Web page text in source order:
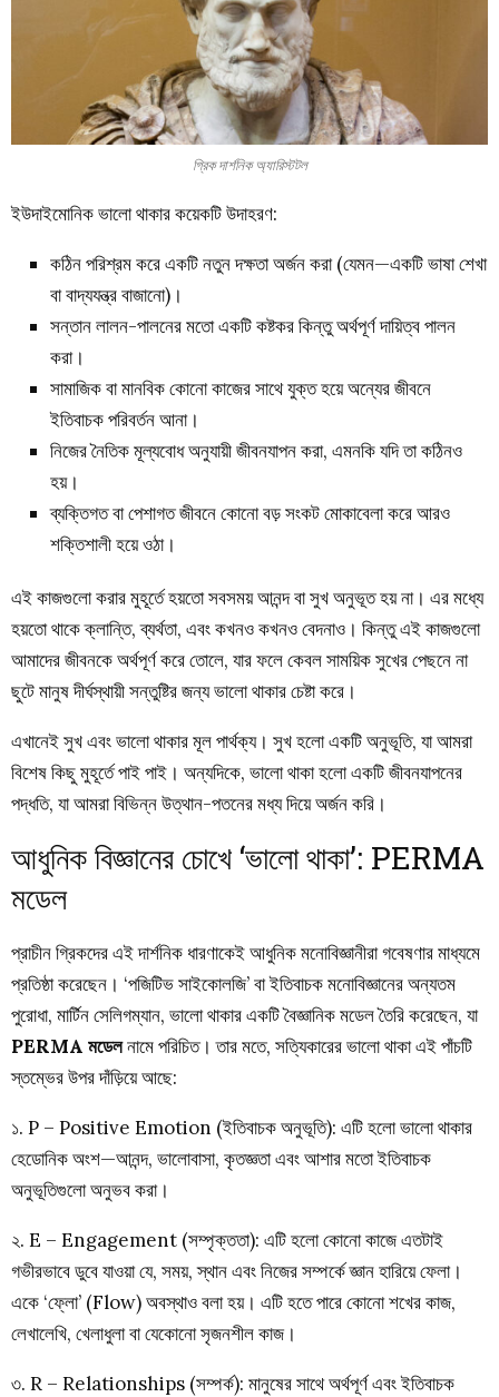
গ্রিক দার্শনিক অ্যারিস্টটল
ইউদাইমোনিক ভালো থাকার কয়েকটি উদাহরণ:
কঠিন পরিশ্রম করে একটি নতুন দক্ষতা অর্জন করা (যেমন—একটি ভাষা শেখা
বা বাদ্যযন্ত্র বাজানো)।
সন্তান লালন-পালনের মতো একটি কষ্টকর কিন্তু অর্থপূর্ণ দায়িত্ব পালন
করা।
সামাজিক বা মানবিক কোনো কাজের সাথে যুক্ত হয়ে অন্যের জীবনে
ইতিবাচক পরিবর্তন আনা।
নিজের নৈতিক মূল্যবোধ অনুযায়ী জীবনযাপন করা, এমনকি যদি তা কঠিনও
হয়।
ব্যক্তিগত বা পেশাগত জীবনে কোনো বড় সংকট মোকাবেলা করে আরও
শক্তিশালী হয়ে ওঠা।
এই কাজগুলো করার মুহূর্তে হয়তো সবসময় আনন্দ বা সুখ অনুভূত হয় না। এর মধ্যে
হয়তো থাকে ক্লান্তি, ব্যর্থতা, এবং কখনও কখনও বেদনাও। কিন্তু এই কাজগুলো
আমাদের জীবনকে অর্থপূর্ণ করে তোলে, যার ফলে কেবল সাময়িক সুখের পেছনে না
ছুটে মানুষ দীর্ঘস্থায়ী সন্তুষ্টির জন্য ভালো থাকার চেষ্টা করে।
এখানেই সুখ এবং ভালো থাকার মূল পার্থক্য। সুখ হলো একটি অনুভূতি, যা আমরা
বিশেষ কিছু মুহূর্তে পাই পাই। অন্যদিকে, ভালো থাকা হলো একটি জীবনযাপনের
পদ্ধতি, যা আমরা বিভিন্ন উত্থান-পতনের মধ্য দিয়ে অর্জন করি।
আধুনিক বিজ্ঞানের চোখে ‘ভালো থাকা’: PERMA
মডেল
প্রাচীন গ্রিকদের এই দার্শনিক ধারণাকেই আধুনিক মনোবিজ্ঞানীরা গবেষণার মাধ্যমে
প্রতিষ্ঠা করেছেন। ‘পজিটিভ সাইকোলজি’ বা ইতিবাচক মনোবিজ্ঞানের অন্যতম
পুরোধা, মার্টিন সেলিগম্যান, ভালো থাকার একটি বৈজ্ঞানিক মডেল তৈরি করেছেন, যা
PERMA মডেলনামে পরিচিত। তার মতে, সত্যিকারের ভালো থাকা এই পাঁচটি
স্তম্ভের উপর দাঁড়িয়ে আছে:
১. P – Positive Emotion (ইতিবাচক অনুভূতি): এটি হলো ভালো থাকার
হেডোনিক অংশ—আনন্দ, ভালোবাসা, কৃতজ্ঞতা এবং আশার মতো ইতিবাচক
অনুভূতিগুলো অনুভব করা।
২. E – Engagement (সম্পৃক্ততা): এটি হলো কোনো কাজে এতটাই
গভীরভাবে ডুবে যাওয়া যে, সময়, স্থান এবং নিজের সম্পর্কে জ্ঞান হারিয়ে ফেলা।
একে ‘ফ্লো’ (Flow) অবস্থাও বলা হয়। এটি হতে পারে কোনো শখের কাজ,
লেখালেখি, খেলাধুলা বা যেকোনো সৃজনশীল কাজ।
৩. R – Relationships (সম্পর্ক): মানুষের সাথে অর্থপূর্ণ এবং ইতিবাচক